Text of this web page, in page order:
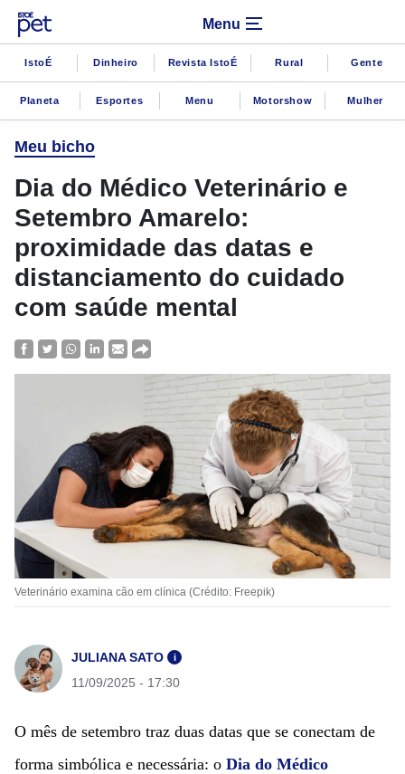
Menu
IstoÉ Dinheiro Revista IstoÉ Rural Gente
Planeta Esportes Menu Motorshow Mulher
Meu bicho
Dia do Médico Veterinário e
Setembro Amarelo:
proximidade das datas e
distanciamento do cuidado
com saúde mental
Veterinário examina cão em clínica (Crédito: Freepik)
JULIANA SATO i
11/09/2025 - 17:30
O mês de setembro traz duas datas que se conectam de
forma simbólica e necessária: o Dia do Médico